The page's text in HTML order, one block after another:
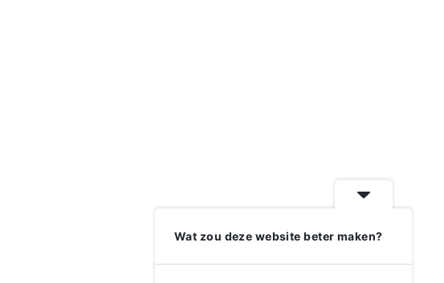
Wat zou deze website beter maken?